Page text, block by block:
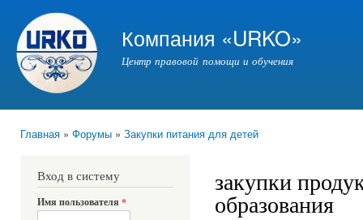
Компания «URKO»
Центр правовой помощи и обучения
Главная » Форумы » Закупки питания для детей
Вход в систему
Имя пользователя *
закупки
образования